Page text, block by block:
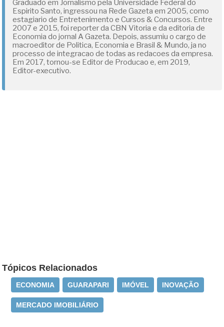
Graduado em Jornalismo pela Universidade Federal do
Espirito Santo, ingressou na Rede Gazeta em 2005, como
estagiario de Entretenimento e Cursos & Concursos. Entre
2007 e 2015, foi reporter da CBN Vitoria e da editoria de
Economia do jornal A Gazeta. Depois, assumiu o cargo de
macroeditor de Politica, Economia e Brasil & Mundo, ja no
processo de integracao de todas as redacoes da empresa.
Em 2017, tornou-se Editor de Producao e, em 2019,
Editor-executivo.
Tópicos Relacionados
ECONOMIA GUARAPARI IMÓVEL INOVAÇÃO
MERCADO IMOBILIÁRIO